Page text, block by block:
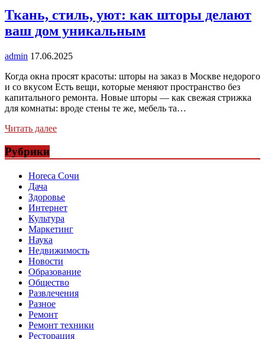
Ткань, стиль, уют: как шторы делают
ваш дом уникальным
admin 17.06.2025
Когда окна просят красоты: шторы на заказ в Москве недорого
и со вкусом Есть вещи, которые меняют пространство без
капитального ремонта. Новые шторы — как свежая стрижка
для комнаты: вроде стены те же, мебель та…
Читать далее
Рубрики
Horeca Сочи
Дача
Здоровье
Интернет
Культура
Маркетинг
Наука
Недвижимость
Новости
Образование
Общество
Развлечения
Разное
Ремонт
Ремонт техники
Ресторация